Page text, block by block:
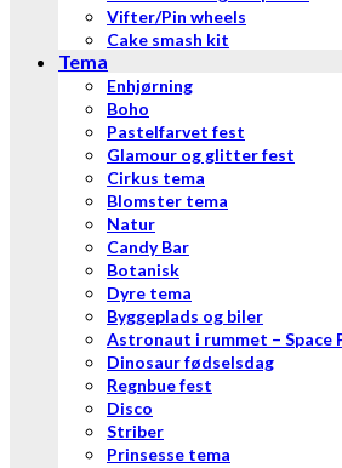
Vifter/Pin wheels
Cake smash kit
Tema
Enhjørning
Boho
Pastelfarvet fest
Glamour og glitter fest
Cirkus tema
Blomster tema
Natur
Candy Bar
Botanisk
Dyre tema
Byggeplads og biler
Astronaut i rummet – Space
Dinosaur fødselsdag
Regnbue fest
Disco
Striber
Prinsesse tema